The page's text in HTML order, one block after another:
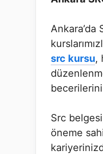
src kursu,
Src
öneme